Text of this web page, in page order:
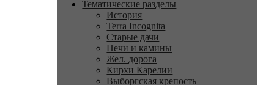
Тематические разделы
История
Terra Incognita
Старые дачи
Печи и камины
Жел. дорога
Кирхи Карелии
Выборгская крепость